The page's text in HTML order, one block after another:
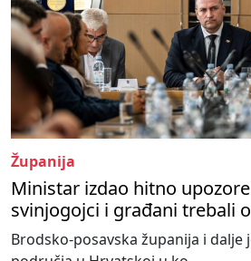
Županija
Ministar izdao hitno
svinjogojci i građani trebali
Brodsko-posavska županija i